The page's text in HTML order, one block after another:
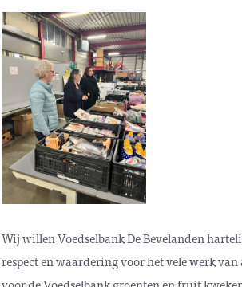
Wij willen Voedselbank De Bevelanden
respect en waardering voor het vele werk